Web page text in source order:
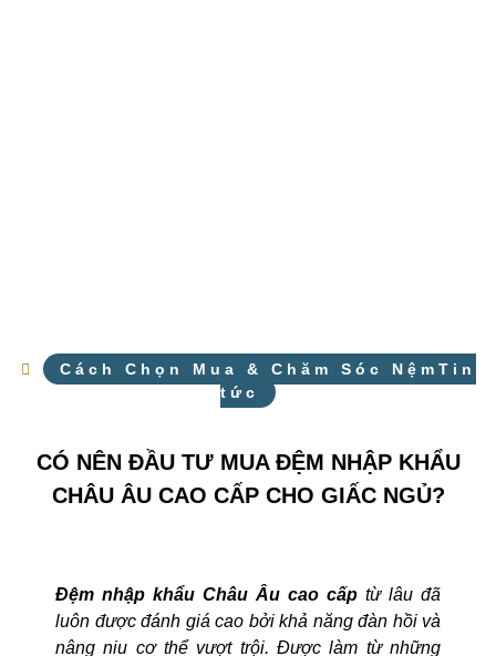
Cách Chọn Mua & Chăm Sóc NệmTin
tức
CÓ NÊN ĐẦU TƯ MUA ĐỆM NHẬP KHẨU
CHÂU ÂU CAO CẤP CHO GIẤC NGỦ?
Đệm nhập khẩu Châu Âu cao cấp từ lâu đã
luôn được đánh giá cao bởi khả năng đàn hồi và
nâng niu cơ thể vượt trội. Được làm từ những